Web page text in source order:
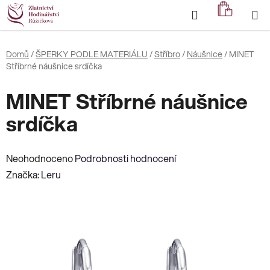
Přejít
na
obsah
Hledat
KOŠÍK
Domů /ŠPERKY PODLE MATERIÁLU /Stříbro/ Náušnice/ MINET
Stříbrné náušnice srdíčka
MINET Stříbrné náušnice
srdíčka
Průměrné
hodnocení
NeohodnocenoPodrobnosti hodnocení
Značka:Leru